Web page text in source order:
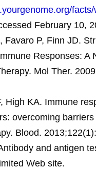
February 10,
Favaro P, Finn JD.
Responses: A
Mol Ther.
High KA. Immune
overcoming
Blood.
and antigen
Web site.